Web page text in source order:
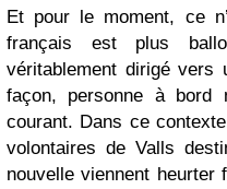
Et pour le moment, ce
français est plus
véritablement dirigé vers
façon, personne à
courant. Dans ce
volontaires de Valls
nouvelle viennent heurter